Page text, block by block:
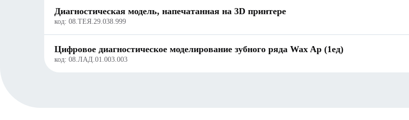
Диагностическая модель, напечатанная на 3D принтере
код: 08.ТЕЯ.29.038.999
Цифровое диагностическое моделирование зубного ряда Wax Ap (1ед)
код: 08.ЛАД.01.003.003